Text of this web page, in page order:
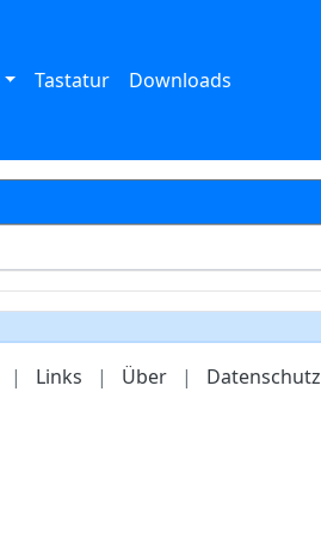
Tastatur Downloads
| Links | Über | Datenschutz